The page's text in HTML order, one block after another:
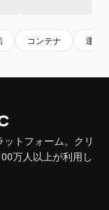
コンテナ 運送
トフォーム。クリ
万人以上が利用し